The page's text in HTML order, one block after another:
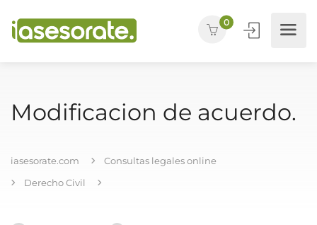
0
Modificacion de acuerdo.
iasesorate.com
Consultas legales online
Derecho Civil